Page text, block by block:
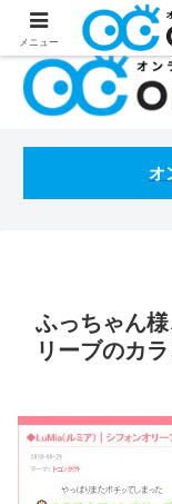
処方箋不要のコン
オ
ふっちゃん
リーブのカ
メニュー